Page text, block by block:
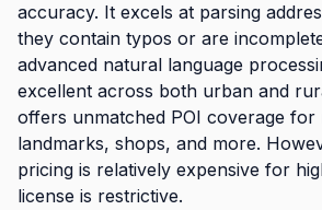
accuracy. It excels at parsing
they contain typos or are
advanced natural language
excellent across both urban and
offers unmatched POI coverage for
landmarks, shops, and more.
pricing is relatively expensive for
license is restrictive.